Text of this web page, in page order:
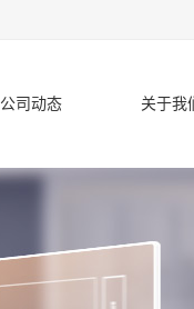
公司动态 关于我